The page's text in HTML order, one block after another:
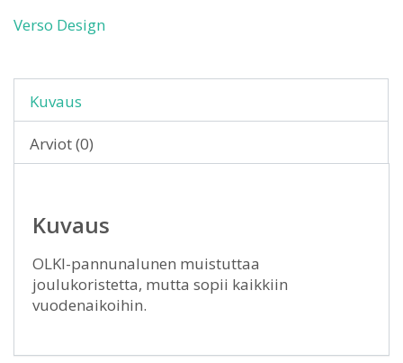
Verso Design
Kuvaus
Arviot (0)
Kuvaus
OLKI-pannunalunen muistuttaa
joulukoristetta, mutta sopii kaikkiin
vuodenaikoihin.